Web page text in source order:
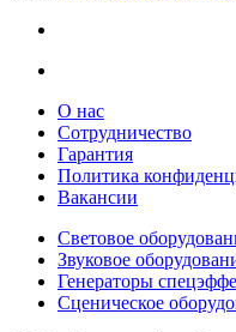
О нас
Сотрудничество
Гарантия
Политика
Вакансии
Световое
Звуковое
Генераторы
Сценическое